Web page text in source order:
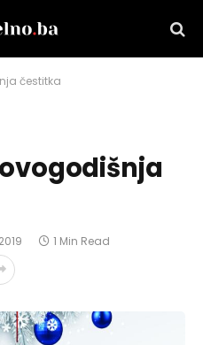
čestitka
1 Min Read